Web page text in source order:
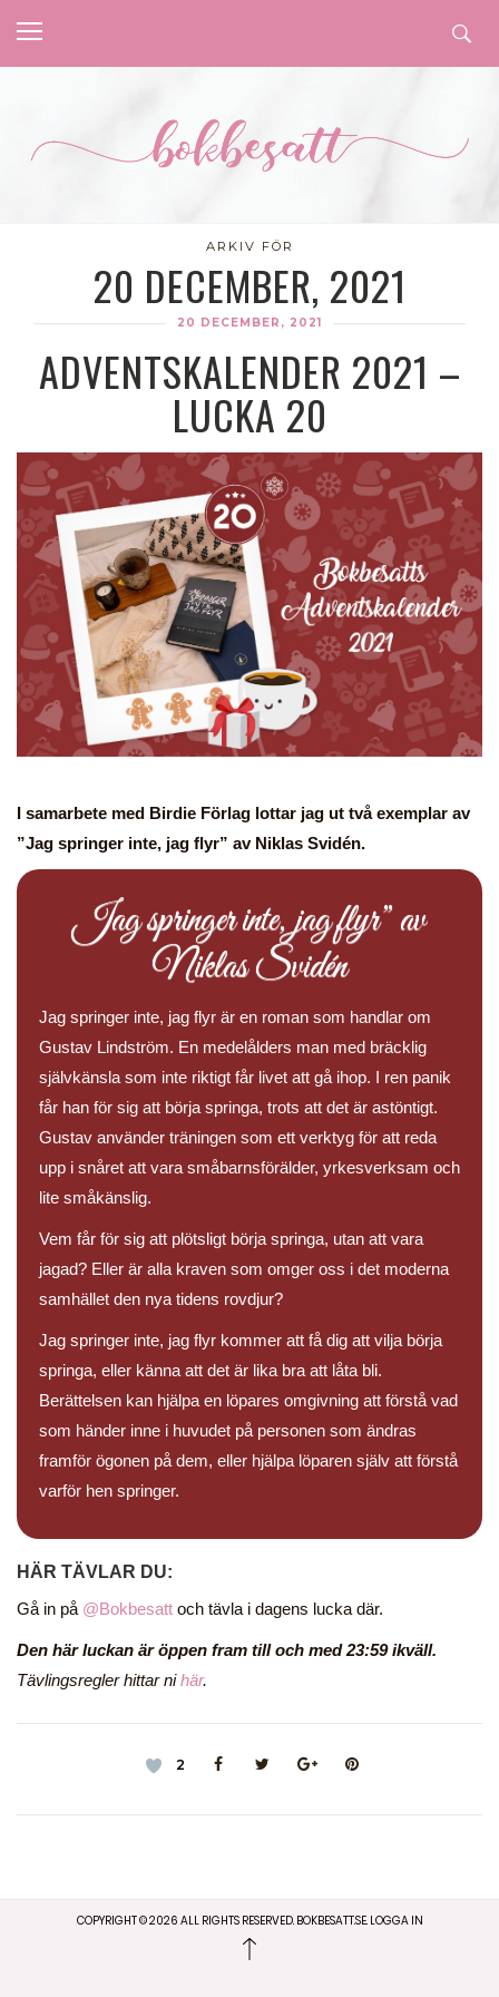
ARKIV FÖR
20 DECEMBER, 2021
20 DECEMBER, 2021
ADVENTSKALENDER 2021 –
LUCKA 20
I samarbete med Birdie Förlag lottar jag ut två exemplar av
”Jag springer inte, jag flyr” av Niklas Svidén.
Jag springer inte, jag flyr” av
Niklas Svidén
Jag springer inte, jag flyr är en roman som handlar om
Gustav Lindström. En medelålders man med bräcklig
självkänsla som inte riktigt får livet att gå ihop. I ren panik
får han för sig att börja springa, trots att det är astöntigt.
Gustav använder träningen som ett verktyg för att reda
upp i snåret att vara småbarnsförälder, yrkesverksam och
lite småkänslig.
Vem får för sig att plötsligt börja springa, utan att vara
jagad? Eller är alla kraven som omger oss i det moderna
samhället den nya tidens rovdjur?
Jag springer inte, jag flyr kommer att få dig att vilja börja
springa, eller känna att det är lika bra att låta bli.
Berättelsen kan hjälpa en löpares omgivning att förstå vad
som händer inne i huvudet på personen som ändras
framför ögonen på dem, eller hjälpa löparen själv att förstå
varför hen springer.
HÄR TÄVLAR DU:
Gå in på @Bokbesatt och tävla i dagens lucka där.
Den här luckan är öppen fram till och med 23:59 ikväll.
Tävlingsregler hittar nihär.
2
COPYRIGHT ©2026 ALL RIGHTS RESERVED. BOKBESATT.SE. LOGGA IN